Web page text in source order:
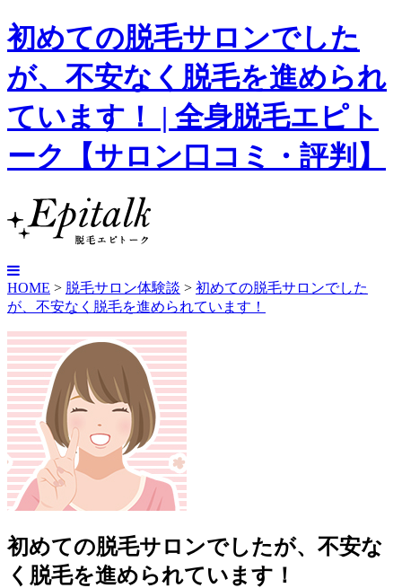
初めての脱毛サロンでした
が、不安なく脱毛を進められ
ています！ | 全身脱毛エピト
ーク【サロン口コミ・評判】
HOME > 脱毛サロン体験談 > 初めての脱毛サロンでした
が、不安なく脱毛を進められています！
初めての脱毛サロンでしたが、不安な
く脱毛を進められています！